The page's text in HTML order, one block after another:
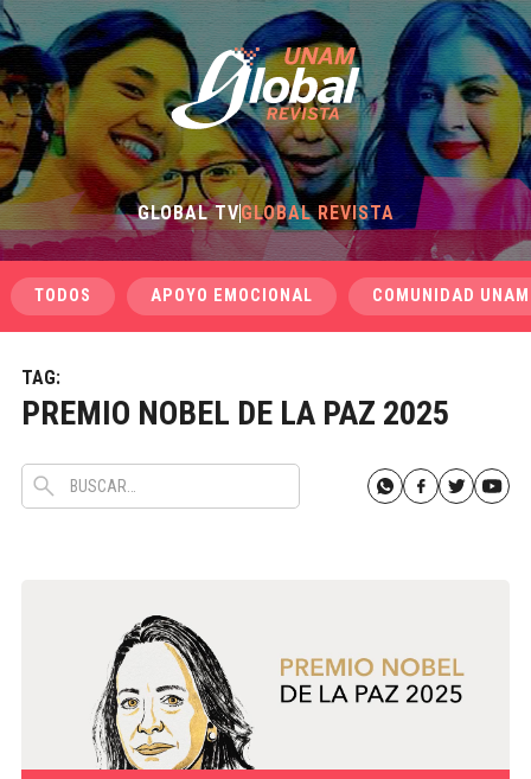
GLOBAL TVGLOBAL REVISTA
TODOS APOYO EMOCIONAL COMUNIDAD UNAM
TAG:
PREMIO NOBEL DE LA PAZ 2025